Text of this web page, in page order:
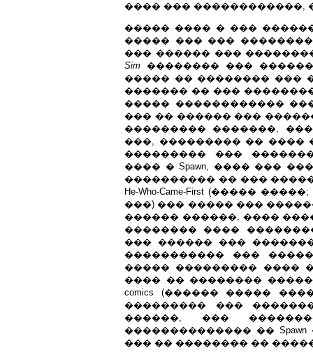
���� ��� ������������,
����� ���� � ���
����� ��� ���
��� ������ ���
Sim �������� ���
����� �� �������� ���
������� �� ���
����� ������������
��� �� ������ ���
��������� �������,
���, ��������� �� ����
��������� ���
���� � Spawn, ���� ���
���������� �� ���
He-Who-Came-First (�����
���) ��� ����� ���
������ ������, ���� ����
�������� ����
��� ������ ���
����������� ���
����� ��������� ����
���� �� ��������
comics (������ �����
��������� ���
������, ���
�������������� ��
��� �� �������� ��